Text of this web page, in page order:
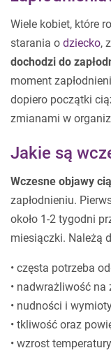
Wiele kobiet, które
starania o dziecko,
dochodzi do
moment
dopiero początki
zmianami w
Jakie są
Wczesne objawy
zapłodnieniu.
około 1-2 tygodni
miesiączki. Należą
• częsta potrzeba
• nadwrażliwość na
• nudności i
• tkliwość oraz
• wzrost